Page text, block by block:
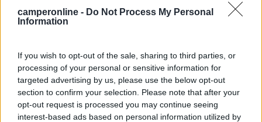
camperonline - Do Not Process My Personal
Information
If you wish to opt-out of the sale, sharing to third parties, or
processing of your personal or sensitive information for
targeted advertising by us, please use the below opt-out
section to confirm your selection. Please note that after your
opt-out request is processed you may continue seeing
interest-based ads based on personal information utilized by
Vigna del Lago
0
Servizi / Posizione